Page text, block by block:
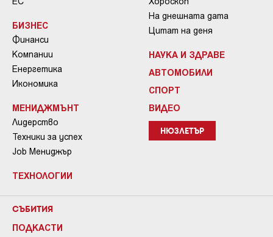
БИЗНЕС
Финанси
Компании
Енергетика
Икономика
МЕНИДЖМЪНТ
Лидерство
Техники за успех
Job Мениджър
ТЕХНОЛОГИИ
На днешната дата
Цитат на деня
НАУКА И ЗДРАВЕ
АВТОМОБИЛИ
СПОРТ
ВИДЕО
НЮЗЛЕТЪР
СЪБИТИЯ
ПОДКАСТИ